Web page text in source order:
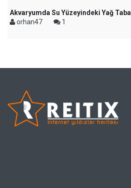
Akvaryumda Su Yüzeyindeki Yağ
orhan47
1